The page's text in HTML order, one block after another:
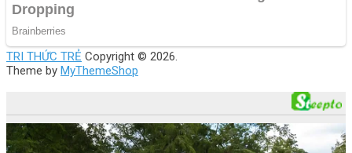
TRI THỨC TRẺ Copyright © 2026.
Theme by MyThemeShop